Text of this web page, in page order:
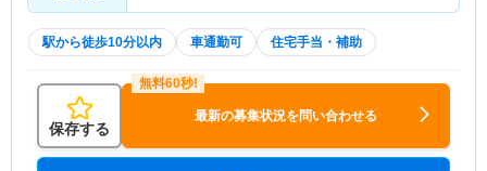
駅から徒歩10分以内 車通勤可 住宅手当・補助
保存する
最新の募集状況を問い合わせる